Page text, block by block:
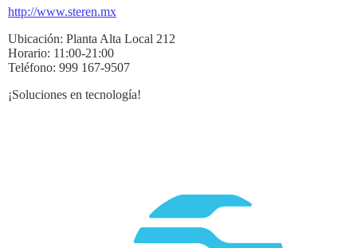
http://www.steren.mx
Ubicación: Planta Alta Local 212
Horario: 11:00-21:00
Teléfono: 999 167-9507
¡Soluciones en tecnología!